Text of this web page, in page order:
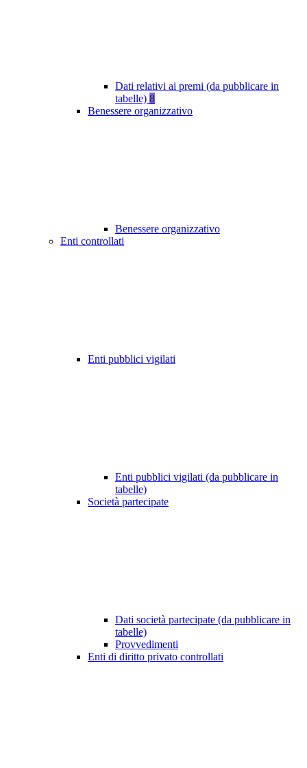
Dati relativi ai premi (da pubblicare in
tabelle) 8
Benessere organizzativo
Benessere organizzativo
Enti controllati
Enti pubblici vigilati
Enti pubblici vigilati (da pubblicare in
tabelle)
Società partecipate
Dati società partecipate (da pubblicare in
tabelle)
Provvedimenti
Enti di diritto privato controllati